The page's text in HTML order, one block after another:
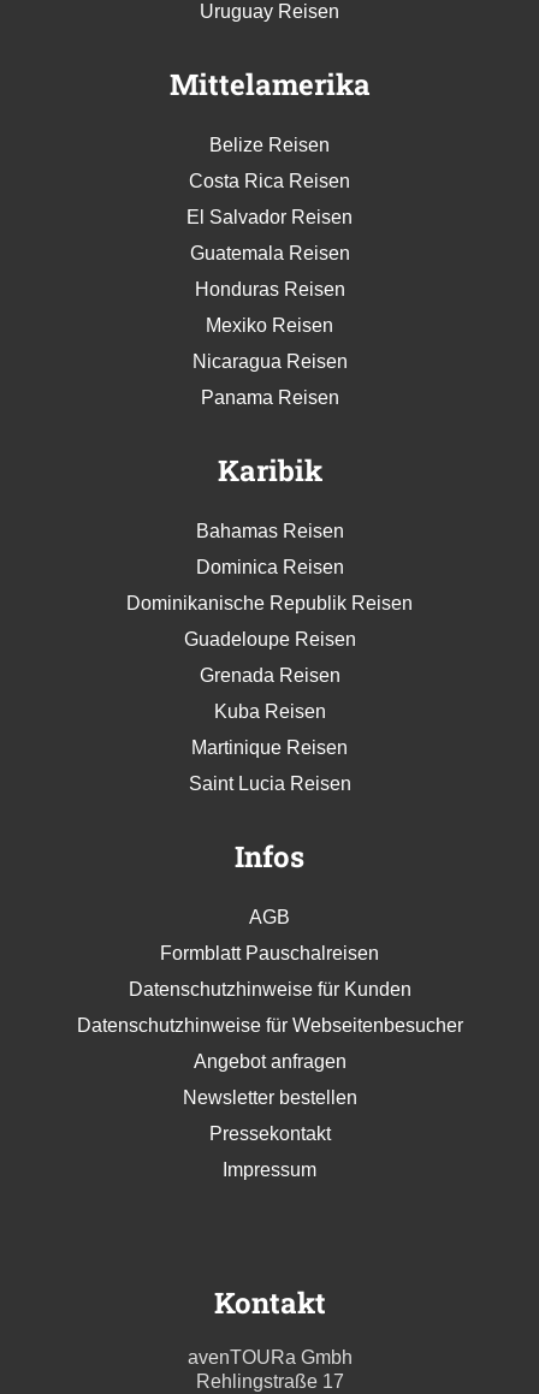
Uruguay Reisen
Mittelamerika
Belize Reisen
Costa Rica Reisen
El Salvador Reisen
Guatemala Reisen
Honduras Reisen
Mexiko Reisen
Nicaragua Reisen
Panama Reisen
Karibik
Bahamas Reisen
Dominica Reisen
Dominikanische Republik Reisen
Guadeloupe Reisen
Grenada Reisen
Kuba Reisen
Martinique Reisen
Saint Lucia Reisen
Infos
AGB
Formblatt Pauschalreisen
Datenschutzhinweise für Kunden
Datenschutzhinweise für Webseitenbesucher
Angebot anfragen
Newsletter bestellen
Pressekontakt
Impressum
Kontakt
avenTOURa Gmbh
Rehlingstraße 17